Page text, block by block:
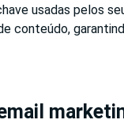
usadas pelos
conteúdo,